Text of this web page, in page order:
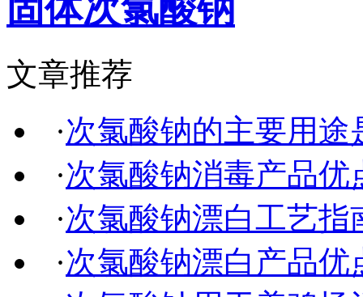
固体次氯酸钠
文章推荐
·次氯酸钠的主要用途
·次氯酸钠消毒产品优
·次氯酸钠漂白工艺指
·次氯酸钠漂白产品优